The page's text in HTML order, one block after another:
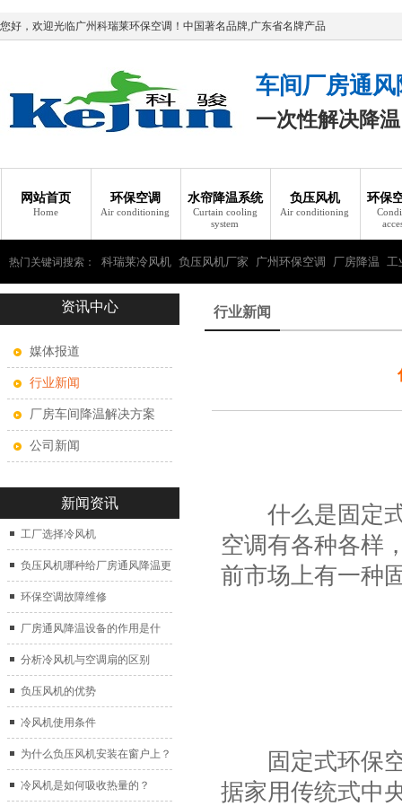
您好，欢迎光临广州科瑞莱环保空调！中国著名品牌,广东省名牌产品
车间厂房通
一次性解决降
网站首页
Home
环保空调
Air conditioning
水帘降温系统
Curtain cooling
system
负压风机
Air conditioning
环保
热门关键词搜索： 科瑞莱冷风机 负压风机厂家 广州环保空调 厂房降温 工
瑞莱环保空调资讯中心
媒体报道
行业新闻
厂房车间降温解决方案
公司新闻
新闻资讯
工厂选择冷风机
负压风机哪种给厂房通风降温更
好？
环保空调故障维修
厂房通风降温设备的作用是什
么？
分析冷风机与空调扇的区别
负压风机的优势
冷风机使用条件
为什么负压风机安装在窗户上？
冷风机是如何吸收热量的？
行业新闻
什么是固定式
空调有各种各样
前市场上有一种
固定式环保空
据家用传统式中